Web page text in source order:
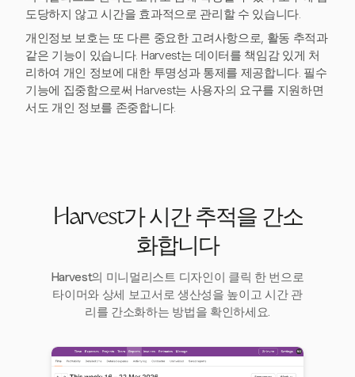
도당하지 않고 시간을 효과적으로 관리할 수 있습니다.
개인정보 보호는 또 다른 중요한 고려사항으로, 활동 추적과
같은 기능이 있습니다. Harvest는 데이터를 책임감 있게 처
리하여 개인 정보에 대한 투명성과 통제를 제공합니다. 필수
기능에 집중함으로써 Harvest는 사용자의 요구를 지원하면
서도 개인 정보를 존중합니다.
Harvest가 시간 추적을 간소
화합니다
Harvest의 미니멀리스트 디자인이 클릭 한 번으로
타이머와 상세 보고서로 생산성을 높이고 시간 관
리를 간소화하는 방법을 확인하세요.